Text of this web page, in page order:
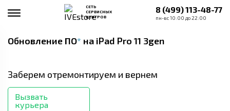
СЕТЬ
СЕРВИСНЫХ
ЦЕНТРОВ
8 (499) 113-48-77
пн-вс 10:00 до 22:00
Обновление ПО* на iPad Pro 11 3gen
Заберем отремонтируем и вернем
Вызвать
курьера